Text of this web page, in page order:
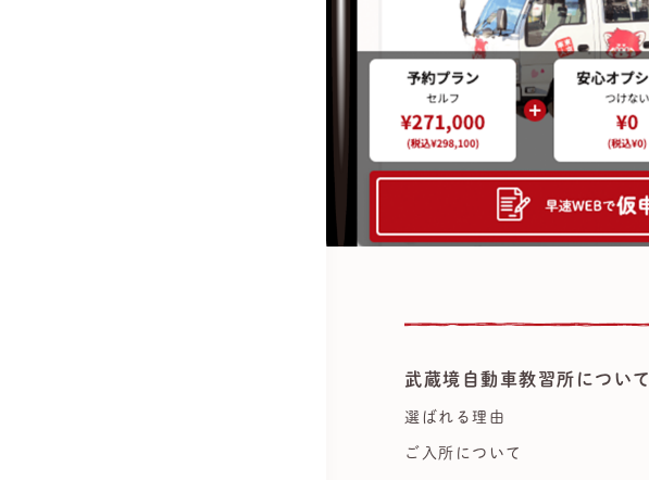
武蔵境自動車教習所について
選ばれる理由
ご入所について